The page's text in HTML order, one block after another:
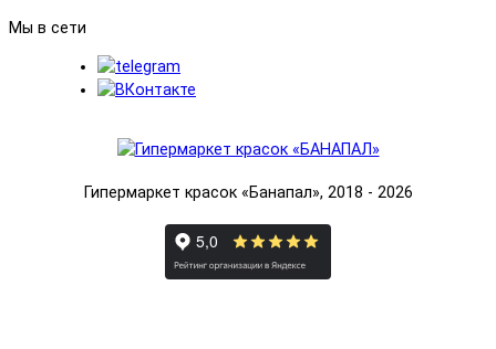
Мы в сети
Гипермаркет красок «Банапал», 2018 - 2026